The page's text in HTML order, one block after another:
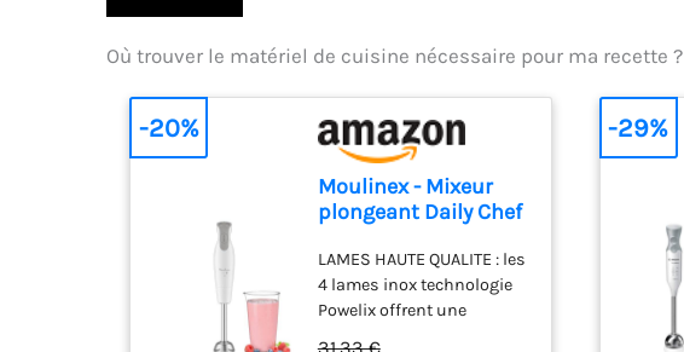
Où trouver le matériel de cuisine nécessaire pour ma recette ?
Moulinex - Mixeur
plongeant Daily Chef
rapide - Blanc
LAMES HAUTE QUALITE : les
4 lames inox technologie
Powelix offrent une
31,33 €
-20% -29%